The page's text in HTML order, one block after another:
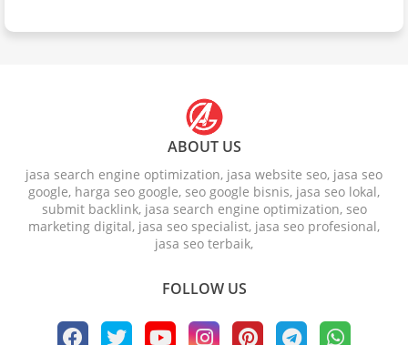
ABOUT US
jasa search engine optimization, jasa website seo, jasa seo
google, harga seo google, seo google bisnis, jasa seo lokal,
submit backlink, jasa search engine optimization, seo
marketing digital, jasa seo specialist, jasa seo profesional,
jasa seo terbaik,
FOLLOW US